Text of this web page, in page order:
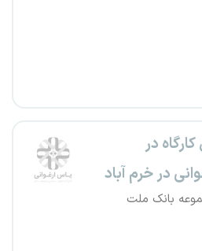
در
در خرم آباد
بانک ملت